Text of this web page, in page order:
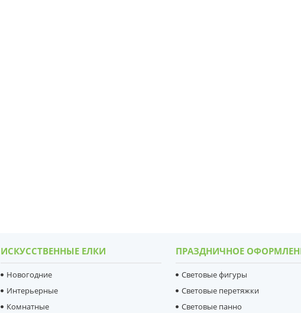
ИСКУССТВЕННЫЕ ЕЛКИ
Новогодние
Интерьерные
Комнатные
ПРАЗДНИЧНОЕ
Световые фигуры
Световые перетяжки
Световые панно